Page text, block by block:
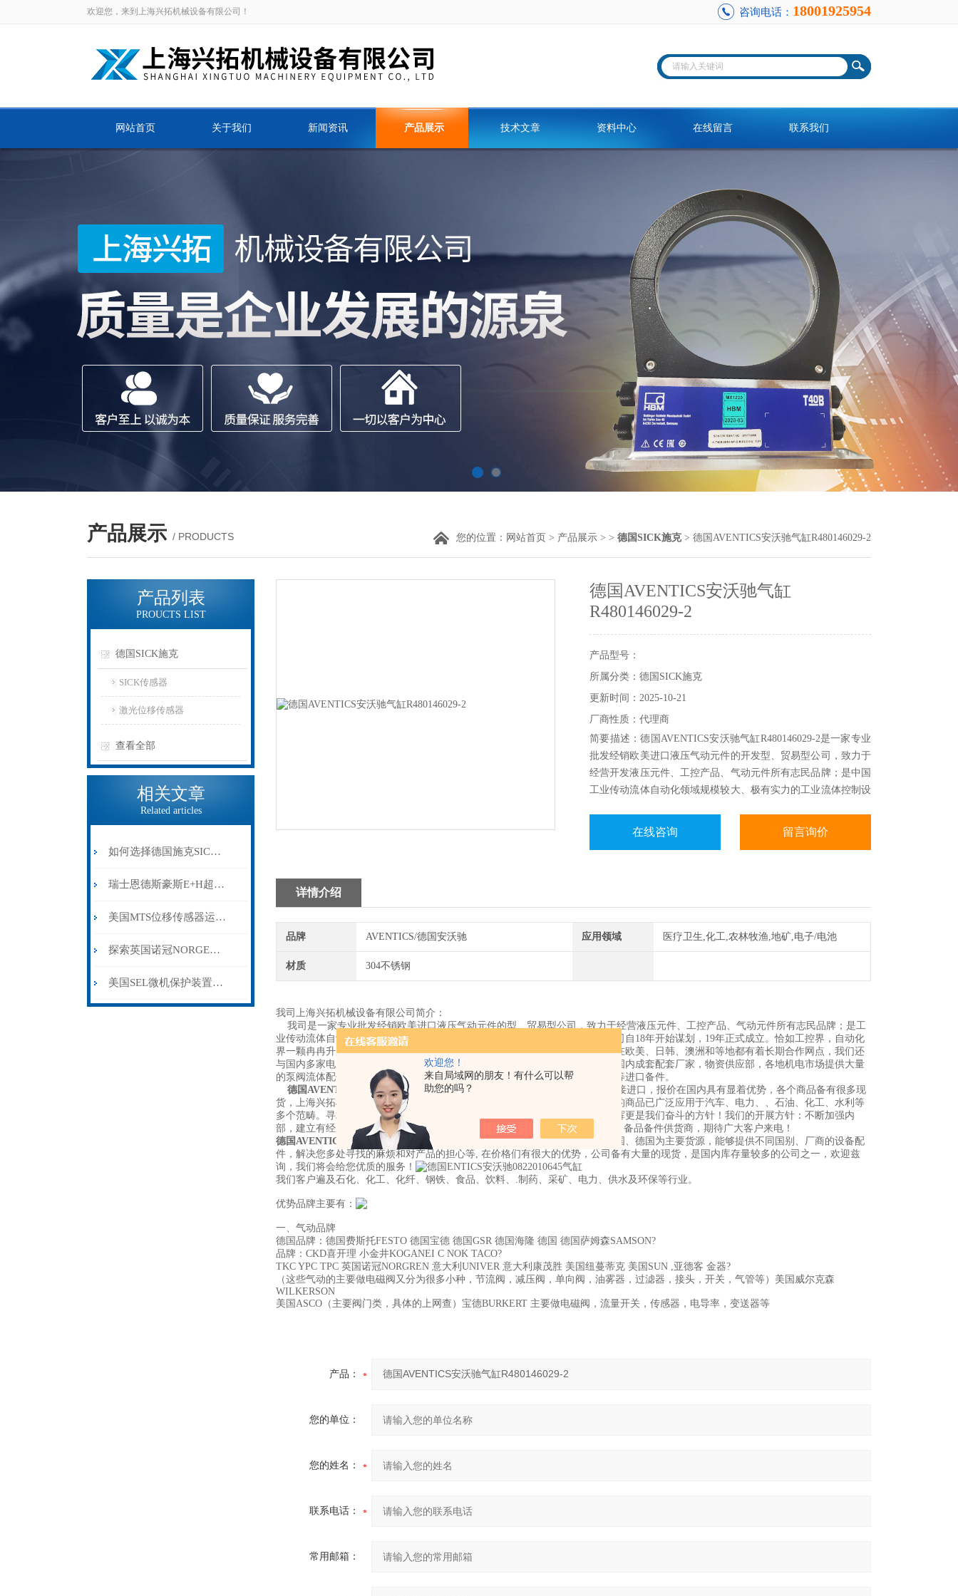
欢迎您！
来自局域网的朋友！有什么可以帮
助您的吗？
欢迎您，来到上海兴拓机械设备有限公司！ 咨询电话： 18001925954
网站首页 关于我们 新闻资讯 产品展示 技术文章 资料中心 在线留言 联系我们
产品展示 / PRODUCTS 您的位置： 网站首页 > 产品展示 > > 德国SICK施克> 德国AVENTICS安沃驰气缸R480146029-2
产品列表
PROUCTS LIST
德国SICK施克
SICK传感器
激光位移传感器
查看全部
相关文章
Related articles
如何选择德国施克SICK传感器？应用场景、检测原理与输出方式
瑞士恩德斯豪斯E+H超声波物位计的优势与应用过程注意事项
美国MTS位移传感器运用了怎样的电路设计和筛选技术及原理
探索英国诺冠NORGERN电磁阀在工业流体控制中的应用
美国SEL微机保护装置是高可靠性电力系统保护装置
德国AVENTICS安沃驰气缸
R480146029-2
产品型号：
所属分类：德国SICK施克
更新时间：2025-10-21
厂商性质：代理商
简要描述：德国AVENTICS安沃驰气缸R480146029-2是一家专业
批发经销欧美进口液压气动元件的开发型、贸易型公司，致力于
经营开发液压元件、工控产品、气动元件所有志民品牌；是中国
工业传动流体自动化领域规模较大、极有实力的工业流体控制设
在线咨询 留言询价
详情介绍
品牌 AVENTICS/德国安沃驰 应用领域 医疗卫生,化工,农林牧渔,地矿,电子/电池
材质 304不锈钢
我司上海兴拓机械设备有限公司简介：
我司是一家专业批发经销欧美进口液压气动元件的型、贸易型公司，致力于经营液压元件、工控产品、气动元件所有志民品牌；是工
业传动流体自动化领域规模较大、极有实力的工业流体控制设备的经销商。我司自18年开始谋划，19年正式成立。恰如工控界，自动化
界一颗冉冉升起的新星。公司所有人员平均年龄35以下，充满了与朝气。我司在欧美、日韩、澳洲和等地都有着长期合作网点，我们还
与国内多家电厂，包装厂，矿厂，设计研究院有着密切的合作关系。近年来为国内成套配套厂家，物资供应部，各地机电市场提供大量
的泵阀流体配件，仪器仪表，自动化控制设备，工控伺服产品，工业成套器材等进口备件。
德国AVENTICS安沃驰气缸R480146029-2 上述进口品牌是我司一直从国外直接进口，报价在国内具有显着优势，各个商品备有很多现
货，上海兴拓机械设备有限公司实力雄厚，重信用、守合同、确保商品。公司的商品已广泛应用于汽车、电力、、石油、化工、水利等
多个范畴。寻求杰出、勇于创新是我们坚定不移的理念，长时间协作、共创光辉更是我们奋斗的方针！我们的开展方针：不断加强内
部，建立有经历的专业团队，成为国内"零出错率“的欧洲工业自动化仪器仪表，备品备件供货商，期待广大客户来电！
德国AVENTICS安沃驰气缸R480146029-2
我司所有的产品直接从境外进货、美国、德国为主要货源，能够提供不同国别、厂商的设备配
件，解决您多处寻找的麻烦和对产品的担心等, 在价格们有很大的优势，公司备有大量的现货，是国内库存量较多的公司之一，欢迎兹
询，我们将会给您优质的服务！
德国ENTICS安沃驰0822010645气缸
我们客户遍及石化、化工、化纤、钢铁、食品、饮料、.制药、采矿、电力、供水及环保等行业。
优势品牌主要有：
一、气动品牌
德国品牌：德国费斯托FESTO 德国宝德 德国GSR 德国海隆 德国 德国萨姆森SAMSON?
品牌：CKD喜开理 小金井KOGANEI C NOK TACO?
TKC YPC TPC 英国诺冠NORGREN 意大利UNIVER 意大利康茂胜 美国纽蔓蒂克 美国SUN ,亚德客 金器?
（这些气动的主要做电磁阀又分为很多小种，节流阀，减压阀，单向阀，油雾器，过滤器，接头，开关，气管等）美国威尔克森
WILKERSON
美国ASCO（主要阀门类，具体的上网查）宝德BURKERT 主要做电磁阀，流量开关，传感器，电导率，变送器等
产品：
您的单位：
您的姓名：
联系电话：
常用邮箱：